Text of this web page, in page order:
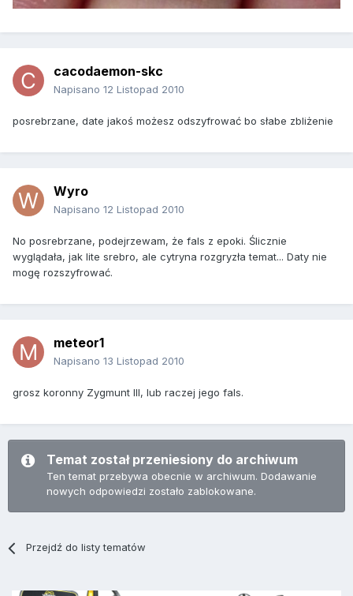
cacodaemon-skc
Napisano 12 Listopad 2010
posrebrzane, date jakoś możesz odszyfrować bo słabe zbliżenie
Wyro
Napisano 12 Listopad 2010
No posrebrzane, podejrzewam, że fals z epoki. Ślicznie
wyglądała, jak lite srebro, ale cytryna rozgryzła temat... Daty nie
mogę rozszyfrować.
meteor1
Napisano 13 Listopad 2010
grosz koronny Zygmunt III, lub raczej jego fals.
Temat został przeniesiony do archiwum
Ten temat przebywa obecnie w archiwum. Dodawanie
nowych odpowiedzi zostało zablokowane.
Przejdź do listy tematów